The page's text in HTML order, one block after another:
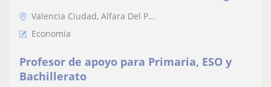
Valencia Ciudad, Alfara Del P...
Economía
Profesor de apoyo para Primaria, ESO y
Bachillerato